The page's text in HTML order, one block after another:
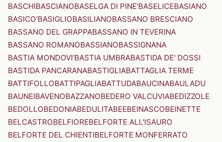
BASCHIBASCIANOBASELGA DI PINE'BASELICEBASIANO
BASICO'BASIGLIOBASILIANOBASSANO BRESCIANO
BASSANO DEL GRAPPABASSANO IN TEVERINA
BASSANO ROMANOBASSIANOBASSIGNANA
BASTIA MONDOVI'BASTIA UMBRABASTIDA DE' DOSSI
BASTIDA PANCARANABASTIGLIABATTAGLIA TERME
BATTIFOLLOBATTIPAGLIABATTUDABAUCINABAULADU
BAUNEIBAVENOBAZZANOBEDERO VALCUVIABEDIZZOLE
BEDOLLOBEDONIABEDULITABEEBEINASCOBEINETTE
BELCASTROBELFIOREBELFORTE ALL'ISAURO
BELFORTE DEL CHIENTIBELFORTE MONFERRATO